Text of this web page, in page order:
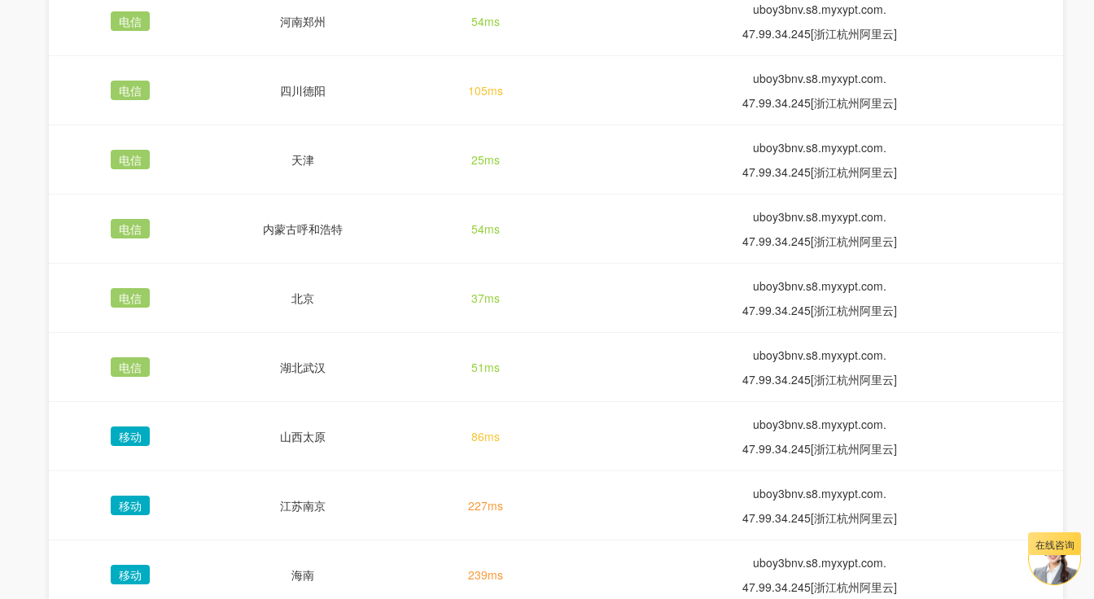
电信 河南郑州 54ms
uboy3bnv.s8.myxypt.com.
47.99.34.245[浙江杭州阿里云]
电信 四川德阳 105ms
uboy3bnv.s8.myxypt.com.
47.99.34.245[浙江杭州阿里云]
电信 天津 25ms
uboy3bnv.s8.myxypt.com.
47.99.34.245[浙江杭州阿里云]
电信 内蒙古呼和浩特 54ms
uboy3bnv.s8.myxypt.com.
47.99.34.245[浙江杭州阿里云]
电信 北京 37ms
uboy3bnv.s8.myxypt.com.
47.99.34.245[浙江杭州阿里云]
电信 湖北武汉 51ms
uboy3bnv.s8.myxypt.com.
47.99.34.245[浙江杭州阿里云]
移动 山西太原 86ms
uboy3bnv.s8.myxypt.com.
47.99.34.245[浙江杭州阿里云]
移动 江苏南京 227ms
uboy3bnv.s8.myxypt.com.
47.99.34.245[浙江杭州阿里云]
移动 海南 239ms
uboy3bnv.s8.myxypt.com.
47.99.34.245[浙江杭州阿里云]
在线咨询